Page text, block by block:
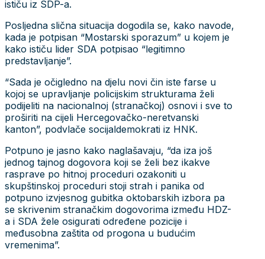
ističu iz SDP-a.
Posljedna slična situacija dogodila se, kako navode,
kada je potpisan “Mostarski sporazum” u kojem je
kako ističu lider SDA potpisao “legitimno
predstavljanje”.
“Sada je očigledno na djelu novi čin iste farse u
kojoj se upravljanje policijskim strukturama želi
podijeliti na nacionalnoj (stranačkoj) osnovi i sve to
proširiti na cijeli Hercegovačko-neretvanski
kanton”, podvlače socijaldemokrati iz HNK.
Potpuno je jasno kako naglašavaju, “da iza još
jednog tajnog dogovora koji se želi bez ikakve
rasprave po hitnoj proceduri ozakoniti u
skupštinskoj proceduri stoji strah i panika od
potpuno izvjesnog gubitka oktobarskih izbora pa
se skrivenim stranačkim dogovorima između HDZ-
a i SDA žele osigurati određene pozicije i
međusobna zaštita od progona u budućim
vremenima”.